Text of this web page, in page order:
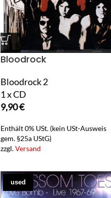
Bloodrock
Bloodrock 2
1 x CD
9,90€
Enthält 0% USt. (kein USt-Ausweis
gem. §25a UStG)
zzgl.Versand
used